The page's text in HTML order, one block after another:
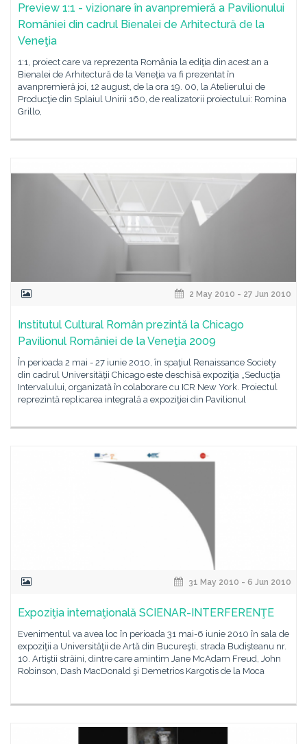
Preview 1:1 - vizionare în avanpremieră a Pavilionului
României din cadrul Bienalei de Arhitectură de la
Veneţia
1:1, proiect care va reprezenta România la ediţia din acest an a
Bienalei de Arhitectură de la Veneţia va fi prezentat în
avanpremieră joi, 12 august, de la ora 19. 00, la Atelierului de
Producţie din Splaiul Unirii 160, de realizatorii proiectului: Romina
Grillo,
2 May 2010 - 27 Jun 2010
Institutul Cultural Român prezintă la Chicago
Pavilionul României de la Veneţia 2009
În perioada 2 mai - 27 iunie 2010, în spaţiul Renaissance Society
din cadrul Universităţii Chicago este deschisă expoziţia „Seducţia
Intervalului, organizată în colaborare cu ICR New York. Proiectul
reprezintă replicarea integrală a expoziţiei din Pavilionul
31 May 2010 - 6 Jun 2010
Expoziţia internaţională SCIENAR-INTERFERENŢE
Evenimentul va avea loc în perioada 31 mai-6 iunie 2010 în sala de
expoziţii a Universităţii de Artă din Bucureşti, strada Budişteanu nr.
10. Artiştii străini, dintre care amintim Jane McAdam Freud, John
Robinson, Dash MacDonald şi Demetrios Kargotis de la Moca